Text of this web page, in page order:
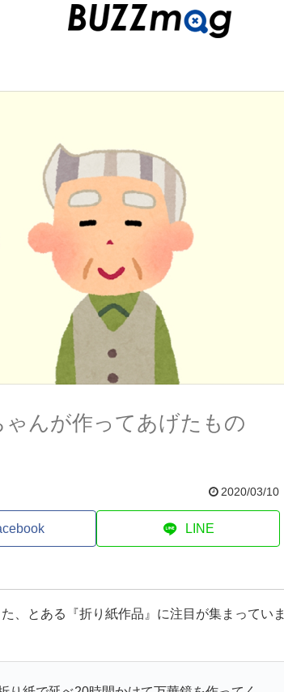
んが作ってあげたもの
2020/03/10
LINE
、とある『折り紙作品』に注目が集まっていま